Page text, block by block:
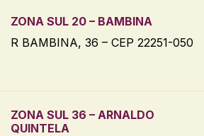
ZONA SUL 20 – BAMBINA
R BAMBINA, 36 – CEP 22251-050
ZONA SUL 36 – ARNALDO
QUINTELA